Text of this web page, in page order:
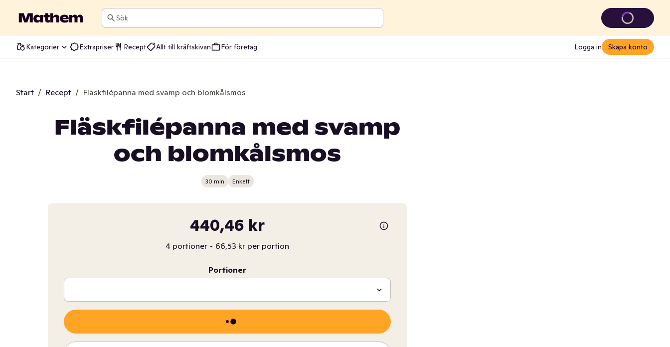
Sök
Kategorier Extrapriser Recept Allt till kräftskivan För företag Logga in Skapa konto
Start / Recept / Fläskfilépanna med svamp och blomkålsmos
Fläskfilépanna med svamp
och blomkålsmos
30 min Enkelt
440,46 kr
4 portioner • 66,53 kr per portion
Portioner